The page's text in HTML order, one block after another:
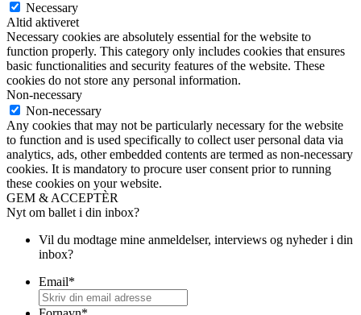
Necessary
Altid aktiveret
Necessary cookies are absolutely essential for the website to
function properly. This category only includes cookies that ensures
basic functionalities and security features of the website. These
cookies do not store any personal information.
Non-necessary
Non-necessary
Any cookies that may not be particularly necessary for the website
to function and is used specifically to collect user personal data via
analytics, ads, other embedded contents are termed as non-necessary
cookies. It is mandatory to procure user consent prior to running
these cookies on your website.
GEM & ACCEPTÈR
Nyt om ballet i din inbox?
Vil du modtage mine anmeldelser, interviews og nyheder i din
inbox?
Email*